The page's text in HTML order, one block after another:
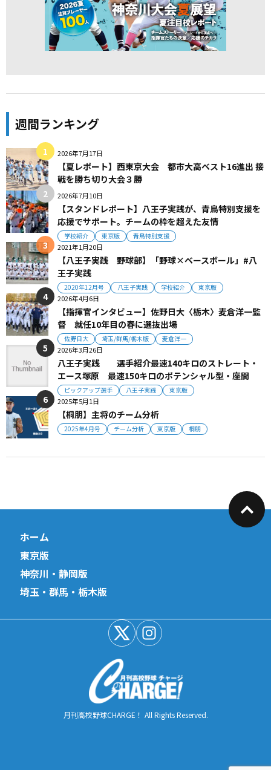
週間ランキング
2026年7月17日
【夏レポート】西東京大会 都市大高ベスト16進出 接
戦を勝ち切り大会３勝
2026年7月10日
【スタンドレポート】八王子実践が、青鳥特別支援を
応援でサポート。チームの枠を超えた友情
学校紹介 東京版 青鳥特別支援
2021年1月20日
【八王子実践 野球部】「野球×ベースボール」#八
王子実践
2020年12月号 八王子実践 学校紹介 東京版
2026年4月6日
【指揮官インタビュー】佐野日大〈栃木〉麦倉洋一監
督 就任10年目の春に選抜出場
佐野日大 埼玉/群馬/栃木版 麦倉洋一
2026年3月26日
八王子実践 選手紹介最速140キロのストレート・
エース塚原 最速150キロのポテンシャル型・座間
ピックアップ選手 八王子実践 東京版
2025年5月1日
【桐朋】主将のチーム分析
2025年4月号 チーム分析 東京版 桐朋
ホーム
東京版
神奈川・静岡版
埼玉・群馬・栃木版
月刊高校野球CHARGE！ All Rights Reserved.